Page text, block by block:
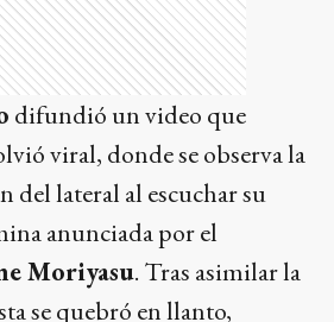
difundió un video que
viral, donde se observa la
del lateral al escuchar su
anunciada por el
Moriyasu. Tras asimilar la
se quebró en llanto,